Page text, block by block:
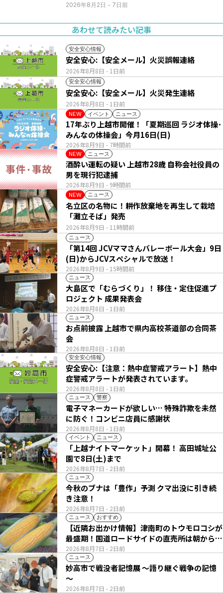
2026年8月2日 - 7日前
あわせて読みたい記事
安全安心情報
2026年8月8日 - 1日前
安全安心:【安全メール】火災誤報連絡
安全安心情報
2026年8月8日 - 1日前
安全安心:【安全メール】火災発生連絡
NEW イベント ニュース
2026年8月9日 - 7時間前
17年ぶり上越市開催！「夏期巡回 ラジオ体操･
みんなの体操会」今月16日(日)
NEW ニュース
2026年8月9日 - 9時間前
酒酔い運転の疑い 上越市28歳 自称会社役員の
男を現行犯逮捕
NEW ニュース
2026年8月9日 - 11時間前
名立区の名物に！耕作放棄地を再生して栽培
「灘立そば」発売
ニュース
2026年8月9日 - 15時間前
「第14回 JCVママさんバレーボール大会」9日
(日)からJCVスペシャルで放送！
ニュース
2026年8月8日 - 1日前
大島区で「むらづくり」！ 移住・定住促進プ
ロジェクト 成果発表会
ニュース
2026年8月8日 - 1日前
お点前披露 上越市で県内高校茶道部の合同茶
会
安全安心情報
2026年8月8日 - 1日前
安全安心:【注意：熱中症警戒アラート】熱中
症警戒アラートが発表されています。
ニュース 警察
2026年8月8日 - 1日前
電子マネーカードが欲しい… 特殊詐欺を未然
に防ぐ！コンビニ店員に感謝状
イベント ニュース
2026年8月7日 - 2日前
「上越ナイトマーケット」開幕！ 高田城址公
園で8日(土)まで
ニュース
2026年8月7日 - 2日前
今秋のブナは「豊作」予測 クマ出没に引き続
き注意！
ニュース おすすめ
2026年8月7日 - 2日前
【近隣お出かけ情報】津南町のトウモロコシが
最盛期！国道ロードサイドの直売所は朝から長
い列
ニュース
2026年8月7日 - 2日前
妙高市で戦没者記憶展 ～語り継ぐ戦争の記憶
～